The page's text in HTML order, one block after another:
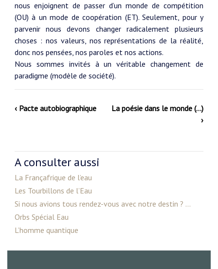
nous enjoignent de passer d’un monde de compétition
(OU) à un mode de coopération (ET). Seulement, pour y
parvenir nous devons changer radicalement plusieurs
choses : nos valeurs, nos représentations de la réalité,
donc nos pensées, nos paroles et nos actions.
Nous sommes invités à un véritable changement de
paradigme (modèle de société).
‹ Pacte autobiographique
La poésie dans le monde (…)
›
A consulter aussi
La Françafrique de l’eau
Les Tourbillons de l’Eau
Si nous avions tous rendez-vous avec notre destin ? ...
Orbs Spécial Eau
L’homme quantique